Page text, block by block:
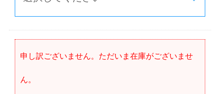
申し訳ございません。ただいま在庫がございませ
ん。